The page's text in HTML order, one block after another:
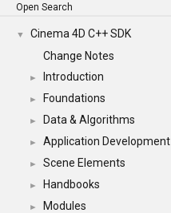
Open Search
▼
Cinema 4D C++ SDK
Change Notes
► Introduction
► Foundations
► Data & Algorithms
► Application Development
► Scene Elements
► Handbooks
► Modules